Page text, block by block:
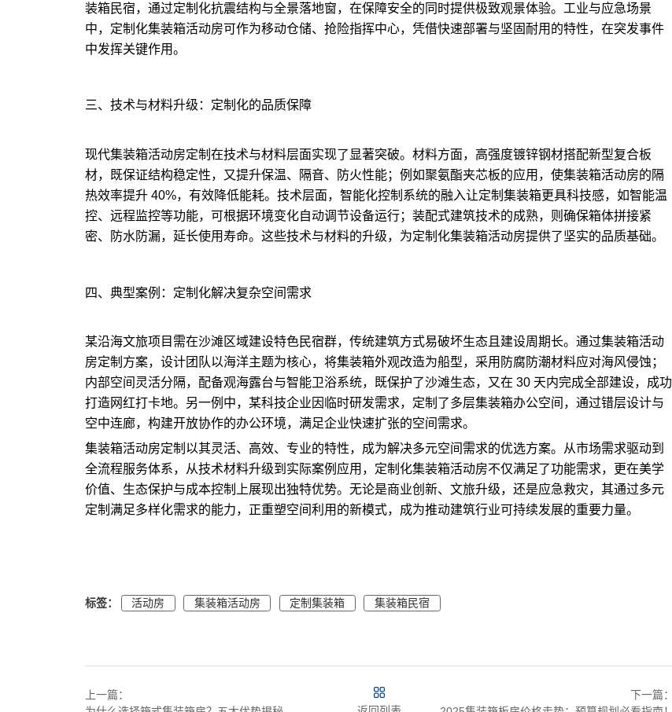
装箱民宿，通过定制化抗震结构与全景落地窗，在保障安全的同时提供极致观景体验。工业与应急场景
中，定制化集装箱活动房可作为移动仓储、抢险指挥中心，凭借快速部署与坚固耐用的特性，在突发事件
中发挥关键作用。
三、技术与材料升级：定制化的品质保障
现代集装箱活动房定制在技术与材料层面实现了显著突破。材料方面，高强度镀锌钢材搭配新型复合板
材，既保证结构稳定性，又提升保温、隔音、防火性能；例如聚氨酯夹芯板的应用，使集装箱活动房的隔
热效率提升 40%，有效降低能耗。技术层面，智能化控制系统的融入让定制集装箱更具科技感，如智能温
控、远程监控等功能，可根据环境变化自动调节设备运行；装配式建筑技术的成熟，则确保箱体拼接紧
密、防水防漏，延长使用寿命。这些技术与材料的升级，为定制化集装箱活动房提供了坚实的品质基础。
四、典型案例：定制化解决复杂空间需求
某沿海文旅项目需在沙滩区域建设特色民宿群，传统建筑方式易破坏生态且建设周期长。通过集装箱活动
房定制方案，设计团队以海洋主题为核心，将集装箱外观改造为船型，采用防腐防潮材料应对海风侵蚀；
内部空间灵活分隔，配备观海露台与智能卫浴系统，既保护了沙滩生态，又在 30 天内完成全部建设，成功
打造网红打卡地。另一例中，某科技企业因临时研发需求，定制了多层集装箱办公空间，通过错层设计与
空中连廊，构建开放协作的办公环境，满足企业快速扩张的空间需求。
集装箱活动房定制以其灵活、高效、专业的特性，成为解决多元空间需求的优选方案。从市场需求驱动到
全流程服务体系，从技术材料升级到实际案例应用，定制化集装箱活动房不仅满足了功能需求，更在美学
价值、生态保护与成本控制上展现出独特优势。无论是商业创新、文旅升级，还是应急救灾，其通过多元
定制满足多样化需求的能力，正重塑空间利用的新模式，成为推动建筑行业可持续发展的重要力量。
标签： 活动房 集装箱活动房 定制集装箱 集装箱民宿
上一篇：
下一篇：